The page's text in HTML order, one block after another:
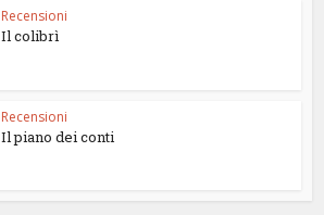
Recensioni
Il colibrì
Recensioni
Il piano dei conti